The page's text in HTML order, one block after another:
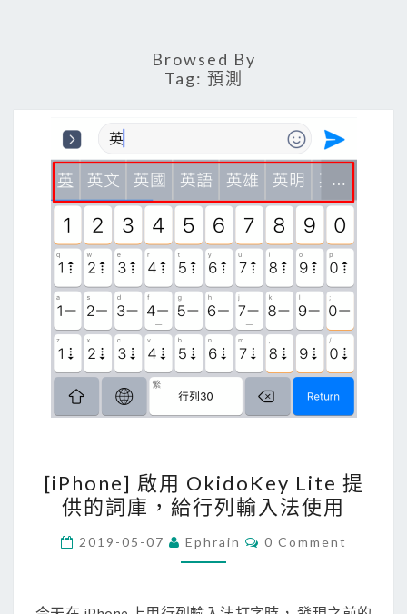
Browsed By
Tag: 預測
i
P
h
o
[iPhone] 啟用 OkidoKey Lite 提
供的詞庫，給行列輸入法使用
2019-05-07 Ephrain
C
N
0 Comment